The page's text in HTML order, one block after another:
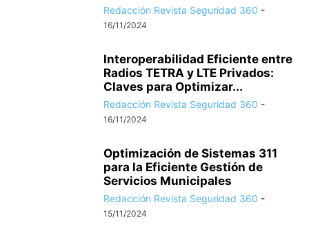
Redacción Revista Seguridad 360 -
16/11/2024
Interoperabilidad Eficiente entre
Radios TETRA y LTE Privados:
Claves para Optimizar...
Redacción Revista Seguridad 360 -
16/11/2024
Optimización de Sistemas 311
para la Eficiente Gestión de
Servicios Municipales
Redacción Revista Seguridad 360 -
15/11/2024